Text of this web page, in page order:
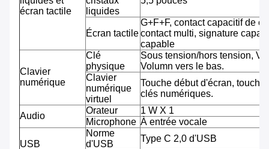
écran tactile
liquides
Écran tactile
G+F+F, contact capacitif de
contact multi, signature
capable
Clavier
numérique
Clé
physique
Sous tension/hors tension,
Volumn vers le bas.
Clavier
numérique
virtuel
Touche début d'écran, touche
clés numériques.
Audio
Orateur
1 W X 1
Microphone À entrée vocale
USB
Norme
d'USB
Type C 2,0 d'USB